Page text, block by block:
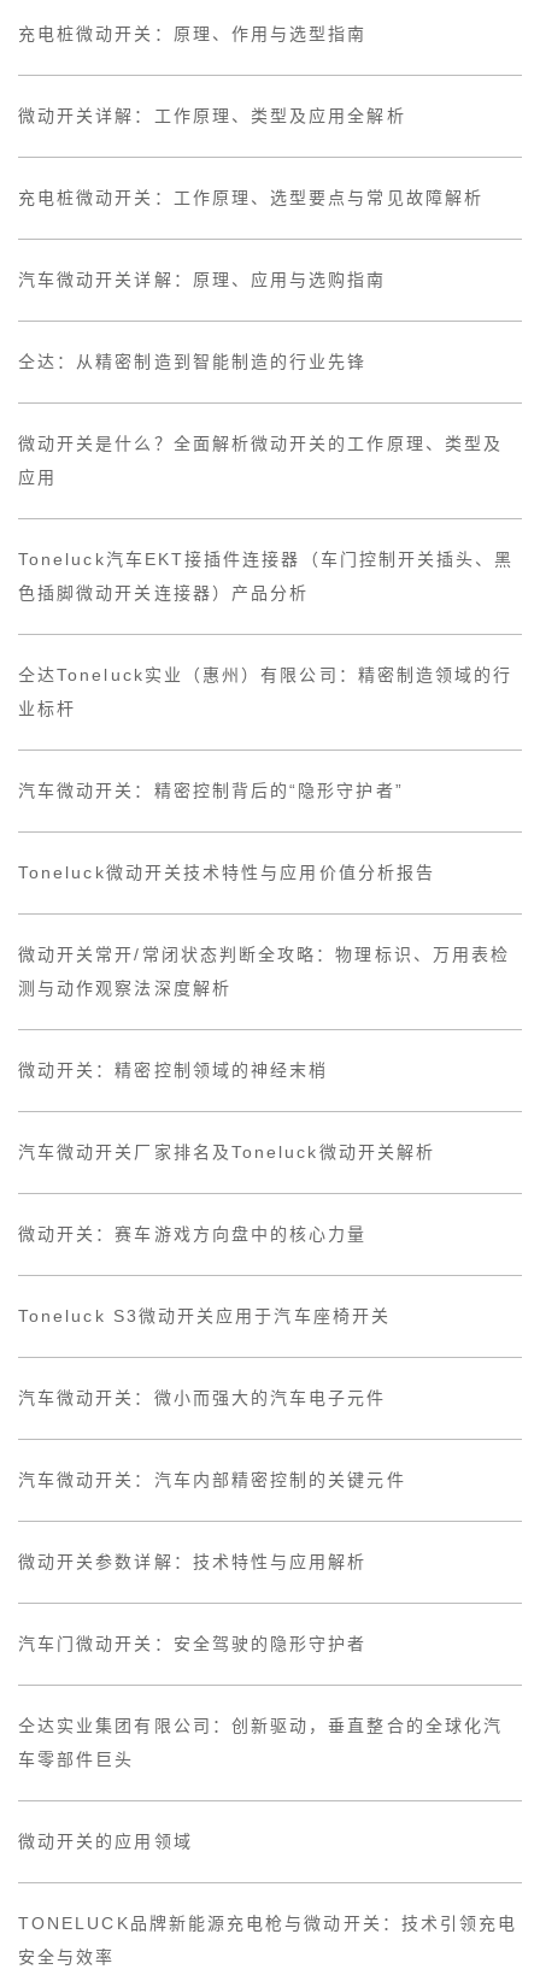
充电桩微动开关：原理、作用与选型指南
微动开关详解：工作原理、类型及应用全解析
充电桩微动开关：工作原理、选型要点与常见故障解析
汽车微动开关详解：原理、应用与选购指南
仝达：从精密制造到智能制造的行业先锋
微动开关是什么？全面解析微动开关的工作原理、类型及
应用
Toneluck汽车EKT接插件连接器（车门控制开关插头、黑
色插脚微动开关连接器）产品分析
仝达Toneluck实业（惠州）有限公司：精密制造领域的行
业标杆
汽车微动开关：精密控制背后的“隐形守护者”
Toneluck微动开关技术特性与应用价值分析报告
微动开关常开/常闭状态判断全攻略：物理标识、万用表检
测与动作观察法深度解析
微动开关：精密控制领域的神经末梢
汽车微动开关厂家排名及Toneluck微动开关解析
微动开关：赛车游戏方向盘中的核心力量
Toneluck S3微动开关应用于汽车座椅开关
汽车微动开关：微小而强大的汽车电子元件
汽车微动开关：汽车内部精密控制的关键元件
微动开关参数详解：技术特性与应用解析
汽车门微动开关：安全驾驶的隐形守护者
仝达实业集团有限公司：创新驱动，垂直整合的全球化汽
车零部件巨头
微动开关的应用领域
TONELUCK品牌新能源充电枪与微动开关：技术引领充电
安全与效率